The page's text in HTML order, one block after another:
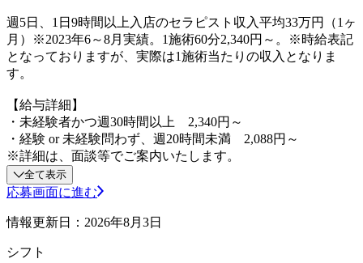
週5日、1日9時間以上入店のセラピスト収入平均33万円（1ヶ
月）※2023年6～8月実績。1施術60分2,340円～。※時給表記
となっておりますが、実際は1施術当たりの収入となりま
す。
【給与詳細】
・未経験者かつ週30時間以上 2,340円～
・経験 or 未経験問わず、週20時間未満 2,088円～
※詳細は、面談等でご案内いたします。
全て表示
応募画面に進む
情報更新日：2026年8月3日
シフト